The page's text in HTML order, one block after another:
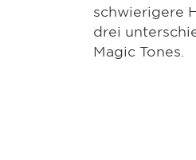
schwierigere
drei
Magic Tones.